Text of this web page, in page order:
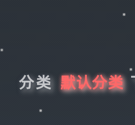
分类默认分类